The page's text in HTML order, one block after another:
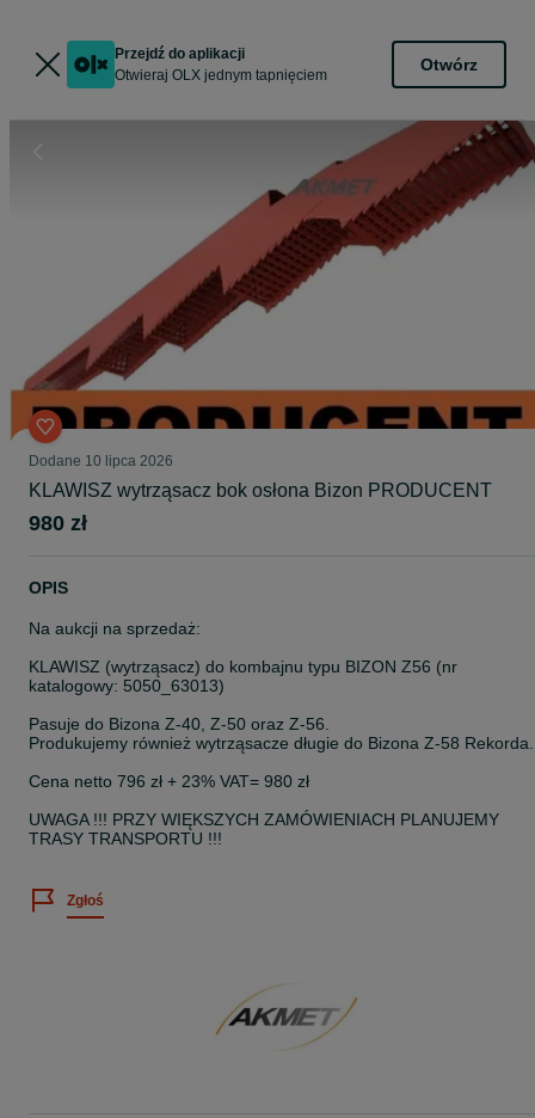
Przejdź do aplikacji
Otwieraj OLX jednym tapnięciem
Otwórz
Dodane 10 lipca 2026
KLAWISZ wytrząsacz bok osłona Bizon PRODUCENT
980 zł
OPIS
Na aukcji na sprzedaż:
KLAWISZ (wytrząsacz) do kombajnu typu BIZON Z56 (nr
katalogowy: 5050_63013)
Pasuje do Bizona Z-40, Z-50 oraz Z-56.
Produkujemy również wytrząsacze długie do Bizona Z-58 Rekorda.
Cena netto 796 zł + 23% VAT= 980 zł
UWAGA !!! PRZY WIĘKSZYCH ZAMÓWIENIACH PLANUJEMY
TRASY TRANSPORTU !!!
Zgłoś